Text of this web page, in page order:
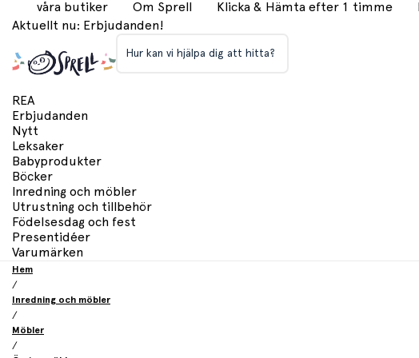
våra butiker Om Sprell Klicka & Hämta efter 1 timme
Aktuellt nu: Erbjudanden!
Hur kan vi hjälpa dig att hitta?
REA
Erbjudanden
Nytt
Leksaker
Babyprodukter
Böcker
Inredning och möbler
Utrustning och tillbehör
Födelsesdag och fest
Presentidéer
Varumärken
Hem
/
Inredning och möbler
/
Möbler
/